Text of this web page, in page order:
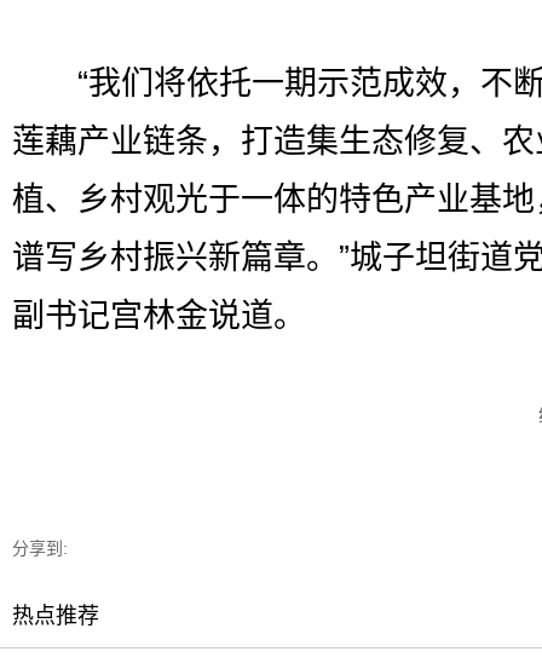
“我们将依托一期示范成效，不
莲藕产业链条，打造集生态修复、
植、乡村观光于一体的特色产业基
谱写乡村振兴新篇章。”城子坦街道
副书记宫林金说道。
分享到:
热点推荐